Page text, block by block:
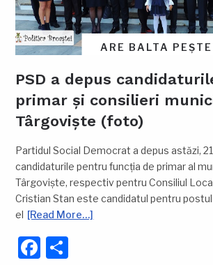
ARE BALTA PEȘTE
PSD a depus
primar și consilieri
Târgoviște (foto)
Partidul Social Democrat a depus astăzi,
candidaturile pentru funcția de primar al
Târgoviște, respectiv pentru Consiliul
Cristian Stan este candidatul pentru postul
el
[Read More…]
Facebook